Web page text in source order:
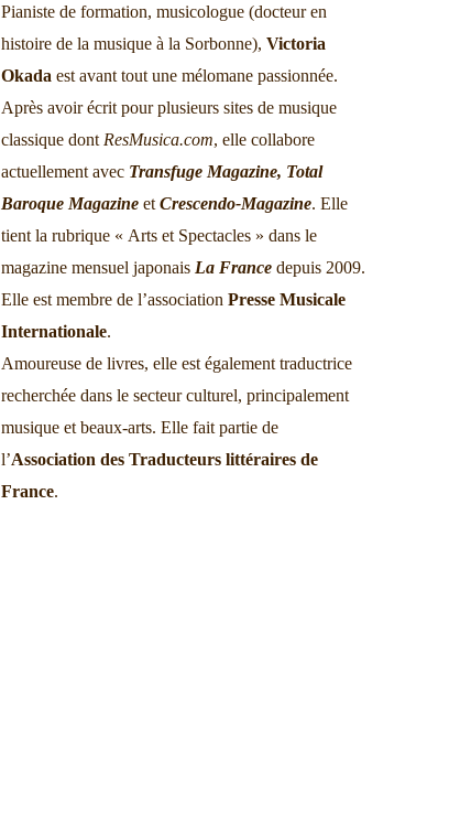
Pianiste de formation, musicologue (docteur en
histoire de la musique à la Sorbonne), Victoria
Okada est avant tout une mélomane passionnée.
Après avoir écrit pour plusieurs sites de musique
classique dont ResMusica.com, elle collabore
actuellement avec Transfuge Magazine, Total
Baroque Magazine et Crescendo-Magazine. Elle
tient la rubrique « Arts et Spectacles » dans le
magazine mensuel japonais La France depuis 2009.
Elle est membre de l’association Presse Musicale
Internationale.
Amoureuse de livres, elle est également traductrice
recherchée dans le secteur culturel, principalement
musique et beaux-arts. Elle fait partie de
l’Association des Traducteurs littéraires de
France.